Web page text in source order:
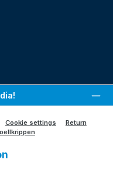
Cookie settings
Return